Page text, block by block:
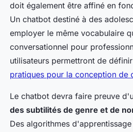
doit également être affiné en
Un chatbot destiné à des
employer le même vocabulaire
conversationnel pour
utilisateurs permettront de
pratiques pour la conception de
Le chatbot devra faire preuve
des subtilités de genre et de
Des algorithmes